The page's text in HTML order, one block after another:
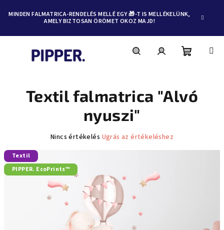
tartalomhoz
MINDEN FALMATRICA-RENDELÉS MELLÉ EGY 🎁-T IS MELLÉKELÜNK,
AMELY BIZTOSAN ÖRÖMET OKOZ MAJD!
Textil falmatrica "Alvó
nyuszi"
A
értékelése
5-
ből
0,0
csillag.
Nincs értékelés Ugrás az értékeléshez
Textil
PIPPER. EcoPrints™